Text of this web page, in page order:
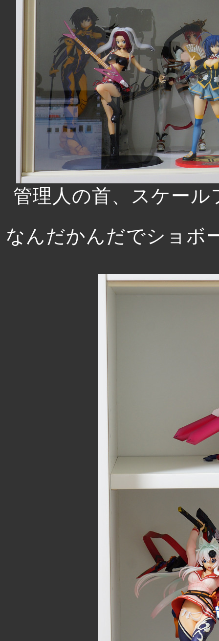
管理人の首、スケー
なんだかんだでショボ